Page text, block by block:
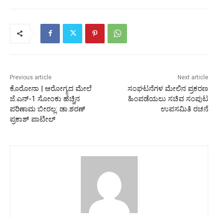
Previous article
ಕೊರೋನಾ | ಆರೋಗ್ಯದ ಮೇಲೆ
ಜೆ.ಎನ್-1 ಸೋಂಕು ಹೆಚ್ಚಿನ
ಪರಿಣಾಮ ಬೀರಲ್ಲ: ಡಾ.ಶರಣ್
ಪ್ರಕಾಶ್ ಪಾಟೀಲ್
Next article
ಸಂಘಟನೆಗಳ ಮೇಲಿನ ಪ್ರಕರಣ
ಹಿಂಪಡೆಯಲು ಸಚಿವ ಸಂಪುಟ
ಉಪಸಮಿತಿ ರಚನೆ